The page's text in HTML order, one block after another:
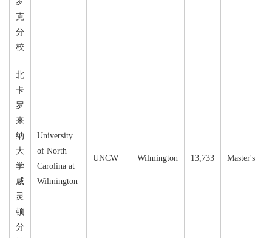
克
分
校
北
卡
罗
来
纳
大
学
威
灵
顿
分
University
of North
Carolina at
Wilmington
UNCW Wilmington 13,733 Master's